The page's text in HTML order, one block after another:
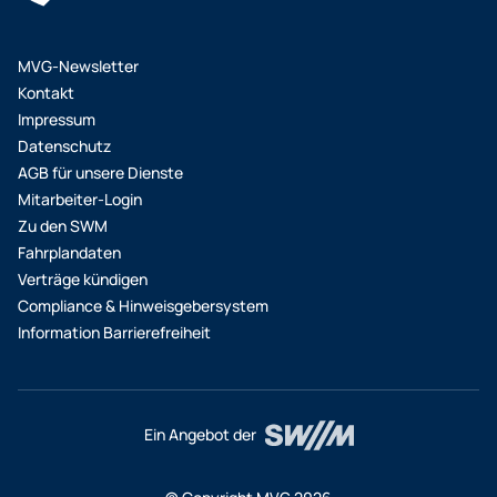
MVG-Newsletter
Kontakt
Impressum
Datenschutz
AGB für unsere Dienste
Mitarbeiter-Login
Zu den SWM
Fahrplandaten
Verträge kündigen
Compliance & Hinweisgebersystem
Information Barrierefreiheit
Ein Angebot der